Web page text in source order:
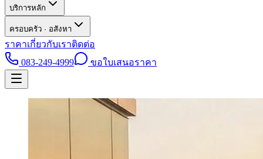
บริการหลัก
ครอบครัว · อสังหา
ราคาเกี่ยวกับเราติดต่อ
083-249-4999
ขอใบเสนอราคา